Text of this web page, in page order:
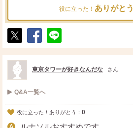
役に立った！ ありがとう
ポ
ス
ト
シ
ェ
送
る
東京タワーが好きなんだな さん
Q&A一覧へ
役に立った！ありがとう： 0